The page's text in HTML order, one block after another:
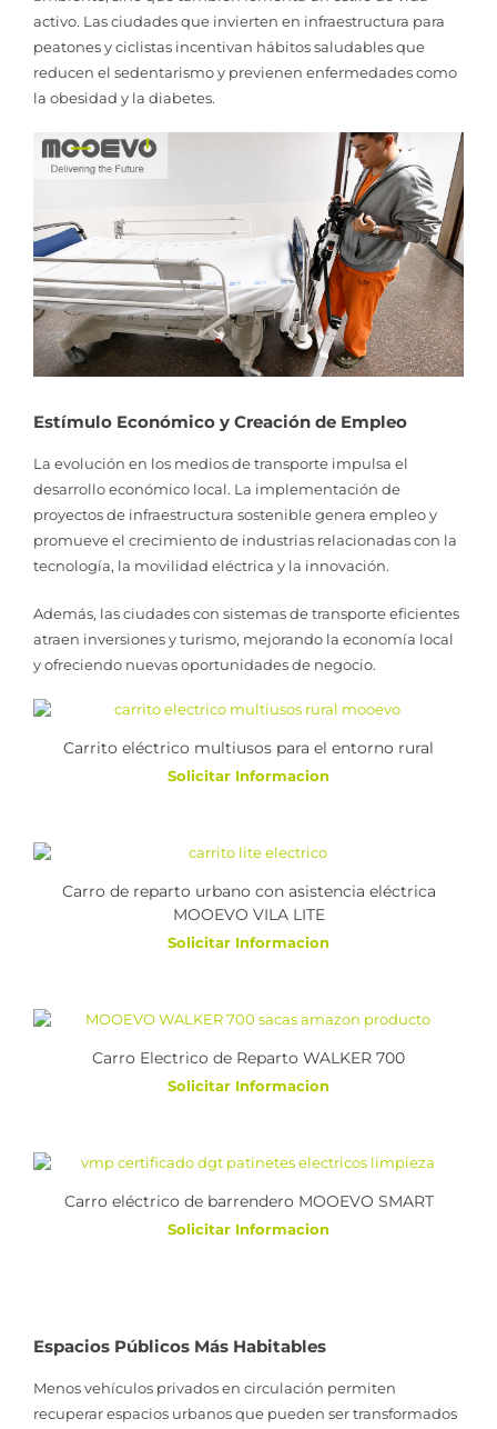
activo. Las ciudades que invierten en infraestructura para
peatones y ciclistas incentivan hábitos saludables que
reducen el sedentarismo y previenen enfermedades como
la obesidad y la diabetes.
Estímulo Económico y Creación de Empleo
La evolución en los medios de transporte impulsa el
desarrollo económico local. La implementación de
proyectos de infraestructura sostenible genera empleo y
promueve el crecimiento de industrias relacionadas con la
tecnología, la movilidad eléctrica y la innovación.
Además, las ciudades con sistemas de transporte eficientes
atraen inversiones y turismo, mejorando la economía local
y ofreciendo nuevas oportunidades de negocio.
Carrito eléctrico multiusos para el entorno rural
Solicitar Informacion
Carro de reparto urbano con asistencia eléctrica
MOOEVO VILA LITE
Solicitar Informacion
Carro Electrico de Reparto WALKER 700
Solicitar Informacion
Carro eléctrico de barrendero MOOEVO SMART
Solicitar Informacion
Espacios Públicos Más Habitables
Menos vehículos privados en circulación permiten
recuperar espacios urbanos que pueden ser transformados